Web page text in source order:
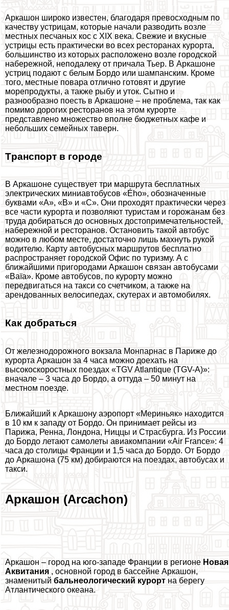
Аркашон широко известен, благодаря превосходным по
качеству устрицам, которые начали разводить возле
местных песчаных кос с XIX века. Свежие и вкусные
устрицы есть пpaктически во всех ресторанах курорта,
большинство из которых расположено возле городской
набережной, неподалеку от причала Тьер. В Аркашоне
устриц подают с белым Бордо или шампанским. Кроме
того, местные повара отлично готовят и другие
морепродукты, а также рыбу и уток. Сытно и
разнообразно поесть в Аркашоне – не проблема, так как
помимо дорогих ресторанов на этом курорте
представлено множество вполне бюджетных кафе и
небольших семейных таверн.
Tрaнcпорт в городе
В Аркашоне существует три маршрута бесплатных
электрических миниавтобусов «Ého», обозначенные
буквами «А», «В» и «С». Они проходят пpaктически через
все части курорта и позволяют туристам и горожанам без
труда добираться до основных достопримечательностей,
набережной и ресторанов. Остановить такой автобус
можно в любом месте, достаточно лишь махнуть рукой
водителю. Карту автобусных маршрутов бесплатно
распространяет городской Офис по туризму. А с
ближайшими пригородами Аркашон связан автобусами
«Baïa». Кроме автобусов, по курорту можно
передвигаться на такси со счетчиком, а также на
арендованных велосипедах, скутерах и автомобилях.
Как добраться
От железнодорожного вокзала Монпарнас в Париже до
курорта Аркашон за 4 часа можно доехать на
высокоскоростных поездах «TGV Atlantique (TGV-A)»:
вначале – 3 часа до Бордо, а оттуда – 50 минут на
местном поезде.
Ближайший к Аркашону аэропорт «Мериньяк» находится
в 10 км к западу от Бордо. Он принимает рейсы из
Парижа, Ренна, Лондона, Ниццы и Страсбурга. Из России
до Бордо летают самолеты авиакомпании «Air France»: 4
часа до столицы Франции и 1,5 часа до Бордо. От Бордо
до Аркашона (75 км) добираются на поездах, автобусах и
такси.
Аркашон (Arcachon)
Аркашон – город на юго-западе Франции в регионе Новая
Аквитания , основной город в бассейне Аркашон,
знаменитый бальнеологический курорт на берегу
Атлантического океана.